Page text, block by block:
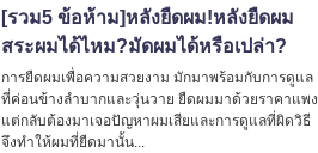
[รวม5 ข้อห้าม]หลังยืดผม!หลังยืดผม
สระผมได้ไหม?มัดผมได้หรือเปล่า?
การยืดผมเพื่อความสวยงาม มักมาพร้อมกับการดูแล
ที่ค่อนข้างลำบากและวุ่นวาย ยืดผมมาด้วยราคาแพง
แต่กลับต้องมาเจอปัญหาผมเสียและการดูแลที่ผิดวิธี
จึงทำให้ผมที่ยืดมานั้น...